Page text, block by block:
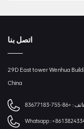
اتصل بنا
29D East tower Wenhua
China
:
+86-755-83677183
Whatsapp :